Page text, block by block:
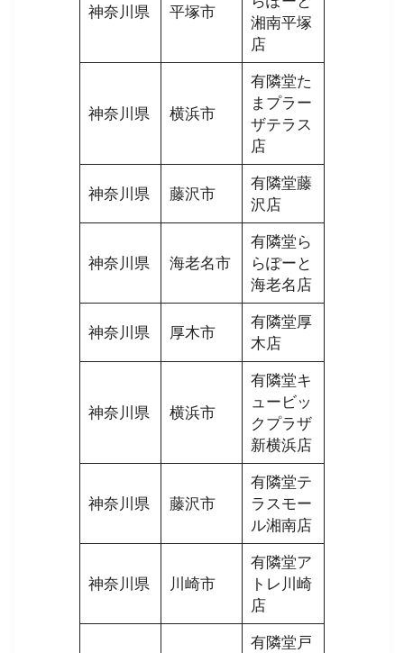
神奈川県 平塚市
湘南平塚
店
神奈川県 横浜市
有隣堂た
まプラー
ザテラス
店
神奈川県 藤沢市
有隣堂藤
沢店
神奈川県 海老名市
有隣堂ら
らぽーと
海老名店
神奈川県 厚木市
有隣堂厚
木店
神奈川県 横浜市
有隣堂キ
ュービッ
クプラザ
新横浜店
神奈川県 藤沢市
有隣堂テ
ラスモー
ル湘南店
神奈川県 川崎市
有隣堂ア
トレ川崎
店
有隣堂戸